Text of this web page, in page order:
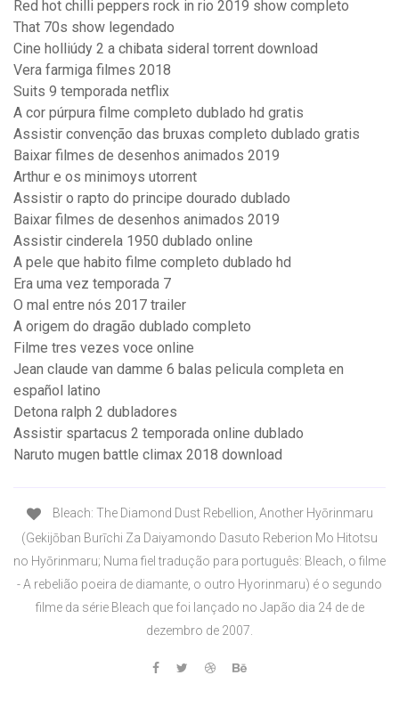
Red hot chilli peppers rock in rio 2019 show completo
That 70s show legendado
Cine holliúdy 2 a chibata sideral torrent download
Vera farmiga filmes 2018
Suits 9 temporada netflix
A cor púrpura filme completo dublado hd gratis
Assistir convenção das bruxas completo dublado gratis
Baixar filmes de desenhos animados 2019
Arthur e os minimoys utorrent
Assistir o rapto do principe dourado dublado
Baixar filmes de desenhos animados 2019
Assistir cinderela 1950 dublado online
A pele que habito filme completo dublado hd
Era uma vez temporada 7
O mal entre nós 2017 trailer
A origem do dragão dublado completo
Filme tres vezes voce online
Jean claude van damme 6 balas pelicula completa en
español latino
Detona ralph 2 dubladores
Assistir spartacus 2 temporada online dublado
Naruto mugen battle climax 2018 download
Bleach: The Diamond Dust Rebellion, Another Hyōrinmaru
(Gekijōban Burīchi Za Daiyamondo Dasuto Reberion Mo Hitotsu
no Hyōrinmaru; Numa fiel tradução para português: Bleach, o filme
- A rebelião poeira de diamante, o outro Hyorinmaru) é o segundo
filme da série Bleach que foi lançado no Japão dia 24 de de
dezembro de 2007.